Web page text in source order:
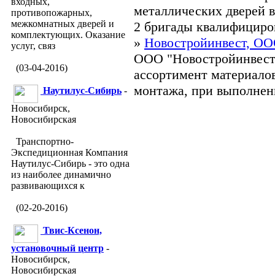
противопожарных,
межкомнатных дверей и
комплектующих. Оказание
услуг, связ
(03-04-2016)
Наутилус-Сибирь -
Новосибирск,
Новосибирская
Транспортно-
Экспедиционная Компания
Наутилус-Сибирь - это одна
из наиболее динамично
развивающихся к
(02-20-2016)
Твис-Ксенон,
установочный центр -
Новосибирск,
Новосибирская
металлических дверей
2 бригады
» Новостройинвест,
ООО
ассортимент
монтажа, при